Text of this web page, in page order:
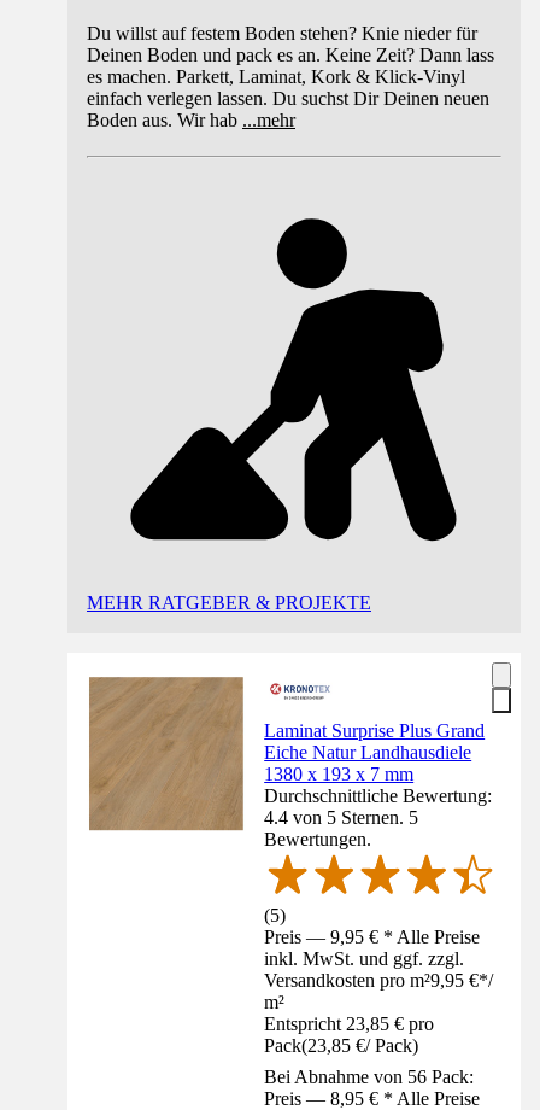
Du willst auf festem Boden stehen? Knie nieder für
Deinen Boden und pack es an. Keine Zeit? Dann lass
es machen. Parkett, Laminat, Kork & Klick-Vinyl
einfach verlegen lassen. Du suchst Dir Deinen neuen
Boden aus. Wir hab ...mehr
MEHR RATGEBER & PROJEKTE
Laminat Surprise Plus Grand
Eiche Natur Landhausdiele
1380 x 193 x 7 mm
Durchschnittliche Bewertung:
4.4 von 5 Sternen. 5
Bewertungen.
(5)
Preis — 9,95 € * Alle Preise
inkl. MwSt. und ggf. zzgl.
Versandkosten pro m²9,95 €*/
m²
Entspricht 23,85 € pro
Pack(23,85 €/ Pack)
Bei Abnahme von 56 Pack:
Preis — 8,95 € * Alle Preise